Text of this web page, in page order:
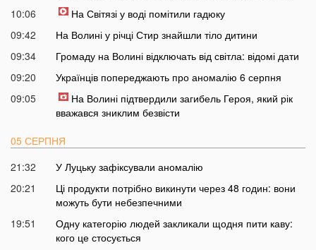
10:06
На Світязі у воді помітили гадюку
09:42
На Волині у річці Стир знайшли тіло дитини
09:34
Громаду на Волині відключать від світла: відомі дати
09:20
Українців попереджають про аномалію 6 серпня
09:05
На Волині підтвердили загибель Героя, який рік
вважався зниклим безвісти
05 СЕРПНЯ
21:32
У Луцьку зафіксували аномалію
20:21
Ці продукти потрібно викинути через 48 годин: вони
можуть бути небезпечними
19:51
Одну категорію людей закликали щодня пити каву:
кого це стосується